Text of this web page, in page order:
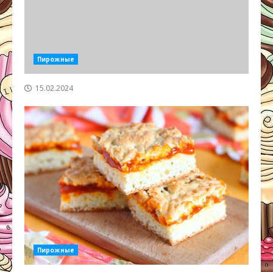
Пирожные
15.02.2024
Пирожные